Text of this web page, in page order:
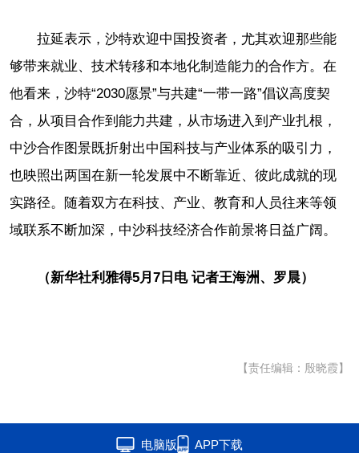
拉延表示，沙特欢迎中国投资者，尤其欢迎那些能
够带来就业、技术转移和本地化制造能力的合作方。在
他看来，沙特“2030愿景”与共建“一带一路”倡议高度契
合，从项目合作到能力共建，从市场进入到产业扎根，
中沙合作图景既折射出中国科技与产业体系的吸引力，
也映照出两国在新一轮发展中不断靠近、彼此成就的现
实路径。随着双方在科技、产业、教育和人员往来等领
域联系不断加深，中沙科技经济合作前景将日益广阔。
（新华社利雅得5月7日电 记者王海洲、罗晨）
【责任编辑：殷晓霞】
电脑版 APP下载